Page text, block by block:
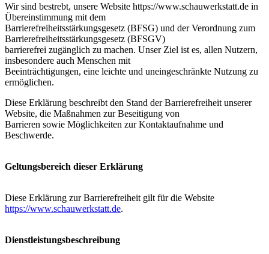
Wir sind bestrebt, unsere Website https://www.schauwerkstatt.de in
Übereinstimmung mit dem
Barrierefreiheitsstärkungsgesetz (BFSG) und der Verordnung zum
Barrierefreiheitsstärkungsgesetz (BFSGV)
barrierefrei zugänglich zu machen. Unser Ziel ist es, allen Nutzern,
insbesondere auch Menschen mit
Beeinträchtigungen, eine leichte und uneingeschränkte Nutzung zu
ermöglichen.
Diese Erklärung beschreibt den Stand der Barrierefreiheit unserer
Website, die Maßnahmen zur Beseitigung von
Barrieren sowie Möglichkeiten zur Kontaktaufnahme und
Beschwerde.
Geltungsbereich dieser Erklärung
Diese Erklärung zur Barrierefreiheit gilt für die Website
https://www.schauwerkstatt.de.
Dienstleistungsbeschreibung